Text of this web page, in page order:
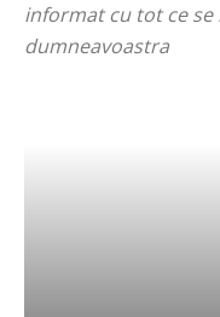
informat cu tot ce
dumneavoastra